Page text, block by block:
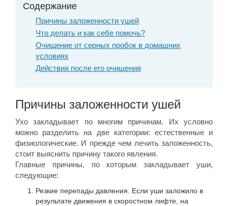
Содержание
Причины заложенности ушей
Что делать и как себе помочь?
Очищение от серных пробок в домашних
условиях
Действия после его очищения
Причины заложенности ушей
Ухо закладывает по многим причинам. Их условно
можно разделить на две категории: естественные и
физиологические. И прежде чем лечить заложенность,
стоит выяснить причину такого явления.
Главные причины, по которым закладывает уши,
следующие:
Резкие перепады давления. Если уши заложило в
результате движения в скоростном лифте, на